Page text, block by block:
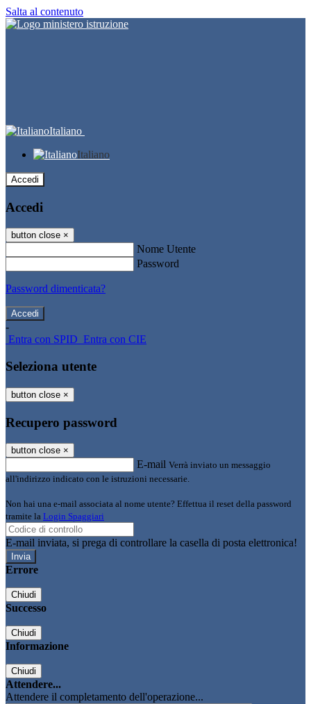
Salta al contenuto
Italiano
Italiano
Accedi
Accedi
button close ×
Nome Utente
Password
Password dimenticata?
-
Entra con SPID Entra con CIE
Seleziona utente
button close ×
Recupero password
button close ×
E-mail Verrà inviato un messaggio
all'indirizzo indicato con le istruzioni necessarie.
Non hai una e-mail associata al nome utente? Effettua il reset della password
tramite la Login Spaggiari
E-mail inviata, si prega di controllare la casella di posta elettronica!
Errore
Chiudi
Successo
Chiudi
Informazione
Chiudi
Attendere...
Attendere il completamento dell'operazione...